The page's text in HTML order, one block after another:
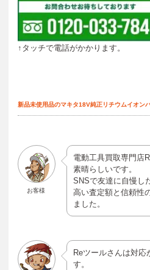
↑タッチで電話がかかります。
新品未使用品のマキタ18V純正リチウムイオン
お客様
電動工具買取専門店
素晴らしいです。
SNSで友達に自慢し
高い査定額と信頼性
ました。
Reツールさんは対
す。